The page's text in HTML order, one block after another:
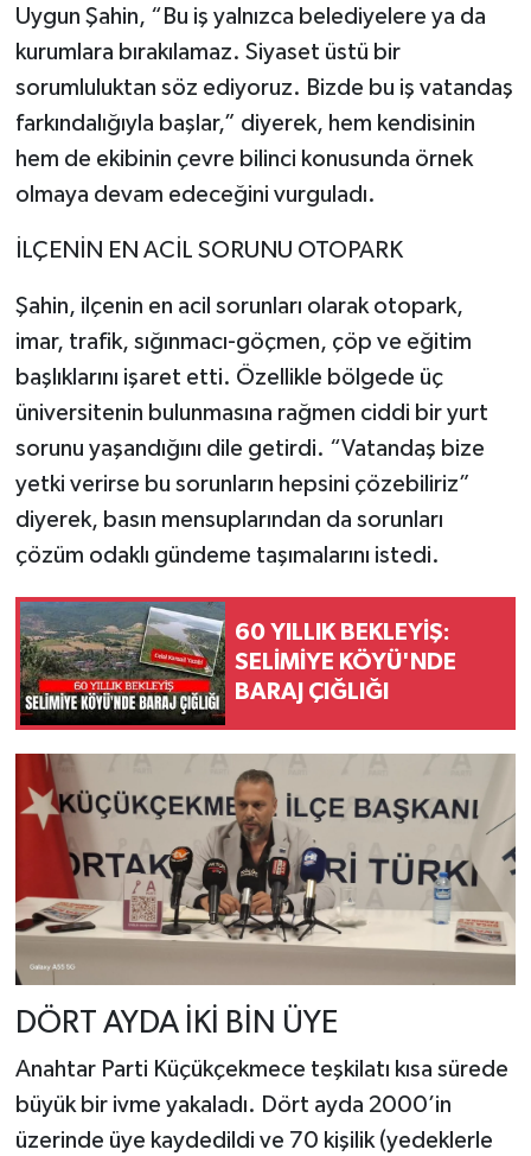
Uygun Şahin, “Bu iş yalnızca belediyelere ya da
kurumlara bırakılamaz. Siyaset üstü bir
sorumluluktan söz ediyoruz. Bizde bu iş vatandaş
farkındalığıyla başlar,” diyerek, hem kendisinin
hem de ekibinin çevre bilinci konusunda örnek
olmaya devam edeceğini vurguladı.
İLÇENİN EN ACİL SORUNU OTOPARK
Şahin, ilçenin en acil sorunları olarak otopark,
imar, trafik, sığınmacı-göçmen, çöp ve eğitim
başlıklarını işaret etti. Özellikle bölgede üç
üniversitenin bulunmasına rağmen ciddi bir yurt
sorunu yaşandığını dile getirdi. “Vatandaş bize
yetki verirse bu sorunların hepsini çözebiliriz”
diyerek, basın mensuplarından da sorunları
çözüm odaklı gündeme taşımalarını istedi.
60 YILLIK BEKLEYİŞ:
SELİMİYE KÖYÜ'NDE
BARAJ ÇIĞLIĞI
DÖRT AYDA İKİ BİN ÜYE
Anahtar Parti Küçükçekmece teşkilatı kısa sürede
büyük bir ivme yakaladı. Dört ayda 2000’in
üzerinde üye kaydedildi ve 70 kişilik (yedeklerle